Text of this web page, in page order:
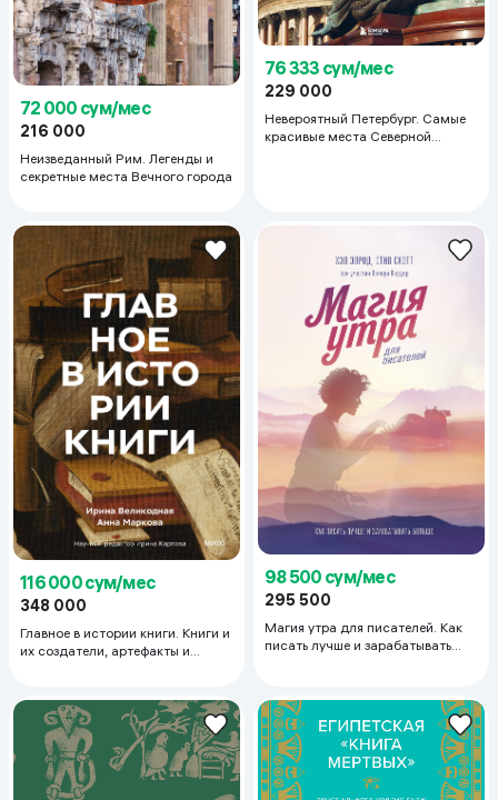
72 000 сум/мес
216 000
Неизведанный Рим. Легенды и
секретные места Вечного города
76 333 сум/мес
229 000
Невероятный Петербург. Самые
красивые места Северной
116 000 сум/мес
348 000
Главное в истории книги. Книги и
их создатели, артефакты и
98 500 сум/мес
295 500
Магия утра для писателей. Как
писать лучше и зарабатывать